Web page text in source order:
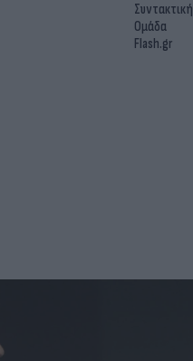
Συντακτική
Ομάδα
Flash.gr